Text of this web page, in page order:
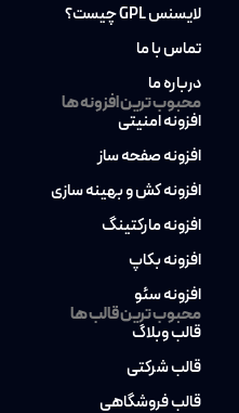
لایسنس GPL چیست؟
تماس با ما
درباره ما
محبوب ترین افزونه ها
افزونه امنیتی
افزونه صفحه ساز
افزونه کش و بهینه سازی
افزونه مارکتینگ
افزونه بکاپ
افزونه سئو
محبوب ترین قالب ها
قالب وبلاگ
قالب شرکتی
قالب فروشگاهی